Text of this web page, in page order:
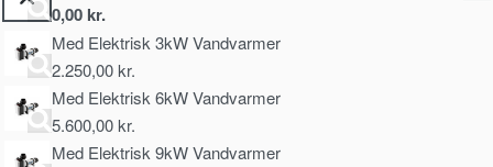
0,00 kr.
Med Elektrisk 3kW Vandvarmer
2.250,00kr.
Med Elektrisk 6kW Vandvarmer
5.600,00kr.
Med Elektrisk 9kW Vandvarmer